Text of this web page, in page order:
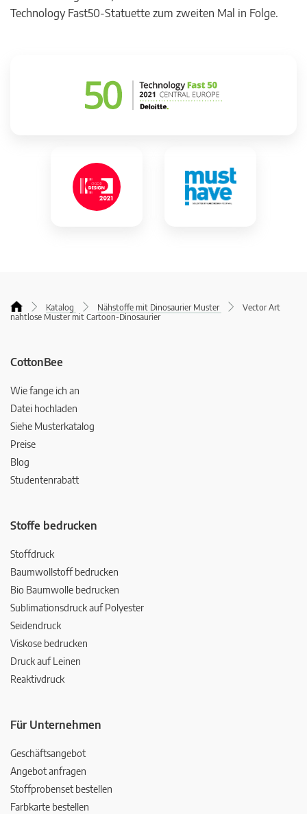
Technology Fast50-Statuette zum zweiten Mal in Folge.
Katalog Nähstoffe mit Dinosaurier Muster
Vector Art
nahtlose Muster mit Cartoon-Dinosaurier
CottonBee
Wie fange ich an
Datei hochladen
Siehe Musterkatalog
Preise
Blog
Studentenrabatt
Stoffe bedrucken
Stoffdruck
Baumwollstoff bedrucken
Bio Baumwolle bedrucken
Sublimationsdruck auf Polyester
Seidendruck
Viskose bedrucken
Druck auf Leinen
Reaktivdruck
Für Unternehmen
Geschäftsangebot
Angebot anfragen
Stoffprobenset bestellen
Farbkarte bestellen